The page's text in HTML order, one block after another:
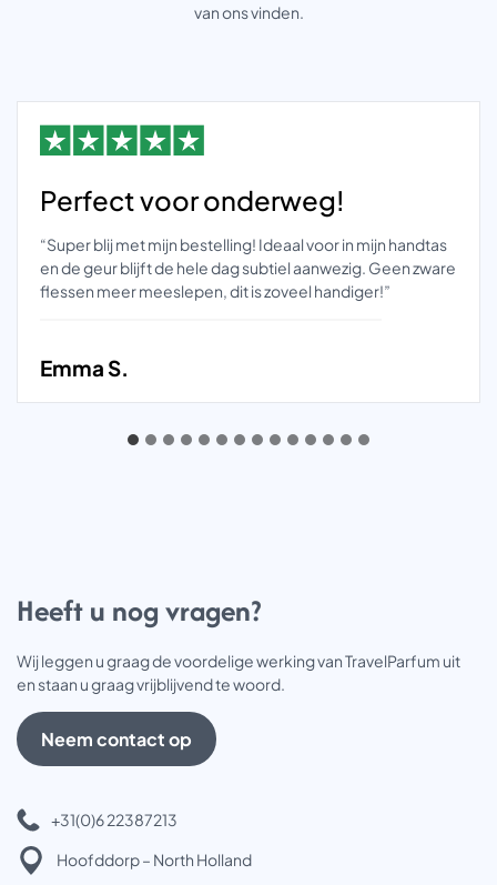
van ons vinden.
Perfect voor onderweg!
“Super blij met mijn bestelling! Ideaal voor in mijn handtas
en de geur blijft de hele dag subtiel aanwezig. Geen zware
flessen meer meeslepen, dit is zoveel handiger!”
Emma S.
Heeft u nog vragen?
Wij leggen u graag de voordelige werking van TravelParfum uit
en staan u graag vrijblijvend te woord.
Neem contact op
+31(0)6 22387213
Hoofddorp – North Holland